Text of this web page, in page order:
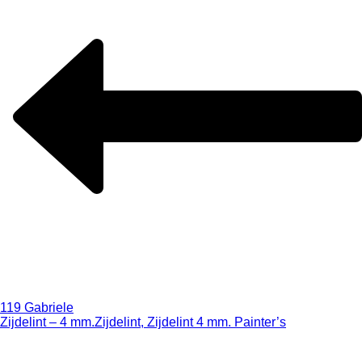
119 Gabriele
Zijdelint – 4 mm.Zijdelint, Zijdelint 4 mm. Painter’s